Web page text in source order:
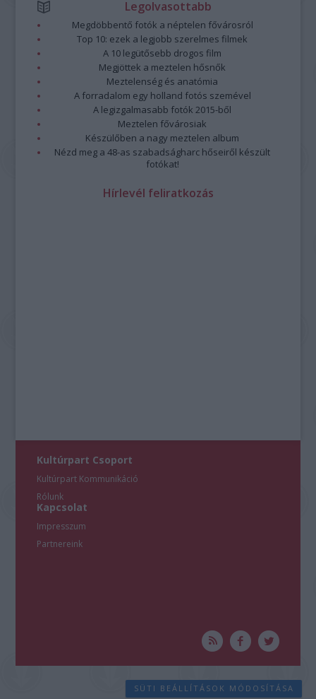
Legolvasottabb
Megdöbbentő fotók a néptelen fővárosról
Top 10: ezek a legjobb szerelmes filmek
A 10 legütősebb drogos film
Megjöttek a meztelen hősnők
Meztelenség és anatómia
A forradalom egy holland fotós szemével
A legizgalmasabb fotók 2015-ből
Meztelen fővárosiak
Készülőben a nagy meztelen album
Nézd meg a 48-as szabadságharc hőseiről készült
fotókat!
Hírlevél feliratkozás
Kultúrpart Csoport
Kultúrpart Kommunikáció
Rólunk
Kapcsolat
Impresszum
Partnereink
SÜTI BEÁLLÍTÁSOK MÓDOSÍTÁSA